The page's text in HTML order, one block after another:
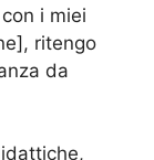
i miei
ritengo
da